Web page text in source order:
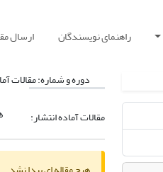
راهنمای نویسندگان ارسال
دوره و شماره:مقالات
مقالات آماده انتشار: